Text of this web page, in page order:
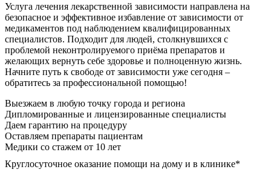
Услуга лечения лекарственной зависимости направлена на
безопасное и эффективное избавление от зависимости от
медикаментов под наблюдением квалифицированных
специалистов. Подходит для людей, столкнувшихся с
проблемой неконтролируемого приёма препаратов и
желающих вернуть себе здоровье и полноценную жизнь.
Начните путь к свободе от зависимости уже сегодня –
обратитесь за профессиональной помощью!
Выезжаем в любую точку города и региона
Дипломированные и лицензированные специалисты
Даем гарантию на процедуру
Оставляем препараты пациентам
Медики со стажем от 10 лет
Круглосуточное оказание помощи на дому и в клинике*